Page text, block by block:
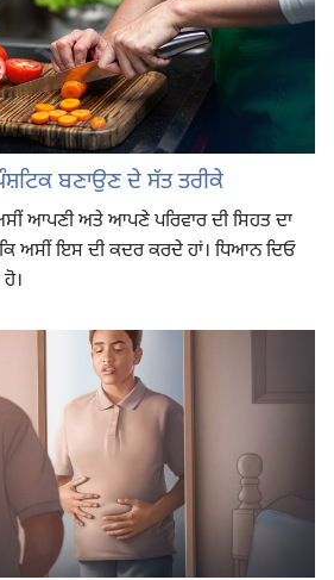
ਬਣਾਉਣ ਦੇ ਸੱਤ ਤਰੀਕੇ
ਆਪਣੀ ਅਤੇ ਆਪਣੇ ਪਰਿਵਾਰ ਦੀ ਸਿਹਤ ਦਾ
ਅਸੀਂ ਇਸ ਦੀ ਕਦਰ ਕਰਦੇ ਹਾਂ। ਧਿਆਨ ਦਿਓ